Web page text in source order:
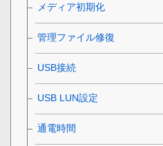
メディア初期化
管理ファイル修復
USB接続
USB LUN設定
通電時間